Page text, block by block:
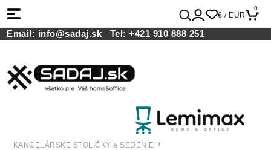
€ / EUR
0
Email: info@sadaj.sk Tel:+421 910 888 251
KANCELÁRSKE STOLIČKY a SEDENIE